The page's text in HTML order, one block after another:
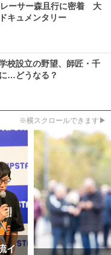
ーサー森且行に密着 大
キュメンタリー
校設立の野望、師匠・千
…どうなる？
※横スクロールできます▶
イ